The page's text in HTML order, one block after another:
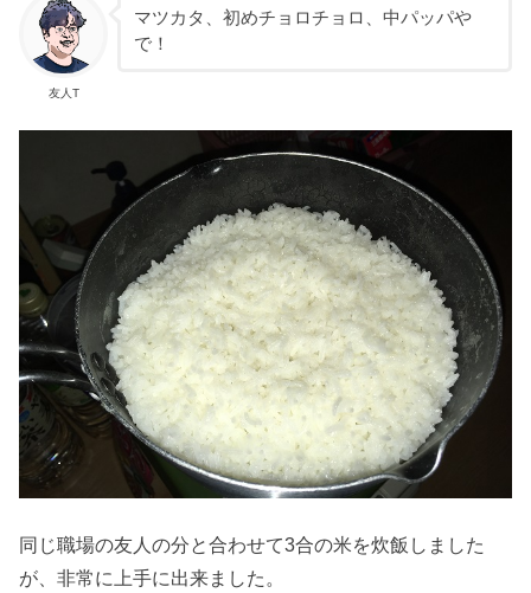
友人T
マツカタ、初めチョロチョロ、中パッパや
で！
同じ職場の友人の分と合わせて3合の米を炊飯しました
が、非常に上手に出来ました。